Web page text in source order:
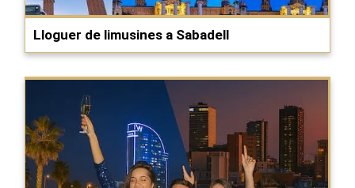
Lloguer de limusines a Sabadell